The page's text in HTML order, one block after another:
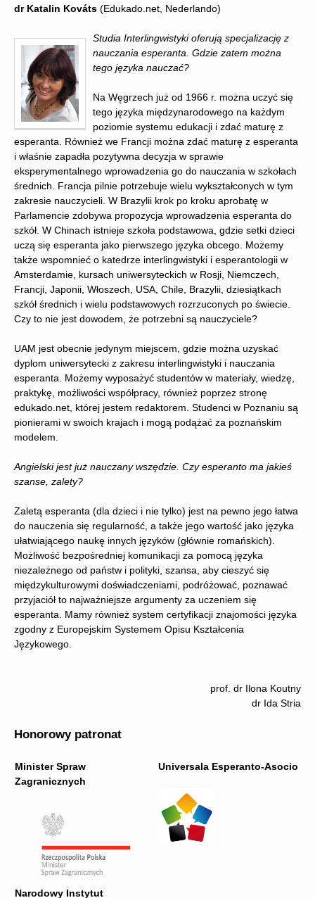
dr Katalin Kováts (Edukado.net, Nederlando)
Studia Interlingwistyki oferują specjalizację z
nauczania esperanta. Gdzie zatem można
tego języka nauczać?
Na Węgrzech już od 1966 r. można uczyć się
tego języka międzynarodowego na każdym
poziomie systemu edukacji i zdać maturę z
esperanta. Również we Francji można zdać maturę z esperanta
i właśnie zapadła pozytywna decyzja w sprawie
eksperymentalnego wprowadzenia go do nauczania w szkołach
średnich. Francja pilnie potrzebuje wielu wykształconych w tym
zakresie nauczycieli. W Brazylii krok po kroku aprobatę w
Parlamencie zdobywa propozycja wprowadzenia esperanta do
szkół. W Chinach istnieje szkoła podstawowa, gdzie setki dzieci
uczą się esperanta jako pierwszego języka obcego. Możemy
także wspomnieć o katedrze interlingwistyki i esperantologii w
Amsterdamie, kursach uniwersyteckich w Rosji, Niemczech,
Francji, Japonii, Włoszech, USA, Chile, Brazylii, dziesiątkach
szkół średnich i wielu podstawowych rozrzuconych po świecie.
Czy to nie jest dowodem, że potrzebni są nauczyciele?
UAM jest obecnie jedynym miejscem, gdzie można uzyskać
dyplom uniwersytecki z zakresu interlingwistyki i nauczania
esperanta. Możemy wyposażyć studentów w materiały, wiedzę,
praktykę, możliwości współpracy, również poprzez stronę
edukado.net, której jestem redaktorem. Studenci w Poznaniu są
pionierami w swoich krajach i mogą podążać za poznańskim
modelem.
Angielski jest już nauczany wszędzie. Czy esperanto ma jakieś
szanse, zalety?
Zaletą esperanta (dla dzieci i nie tylko) jest na pewno jego łatwa
do nauczenia się regularność, a także jego wartość jako języka
ułatwiającego naukę innych języków (głównie romańskich).
Możliwość bezpośredniej komunikacji za pomocą języka
niezależnego od państw i polityki, szansa, aby cieszyć się
międzykulturowymi doświadczeniami, podróżować, poznawać
przyjaciół to najważniejsze argumenty za uczeniem się
esperanta. Mamy również system certyfikacji znajomości języka
zgodny z Europejskim Systemem Opisu Kształcenia
Językowego.
prof. dr Ilona Koutny
dr Ida Stria
Honorowy patronat
Minister Spraw
Zagranicznych
Universala Esperanto-Asocio
Narodowy Instytut